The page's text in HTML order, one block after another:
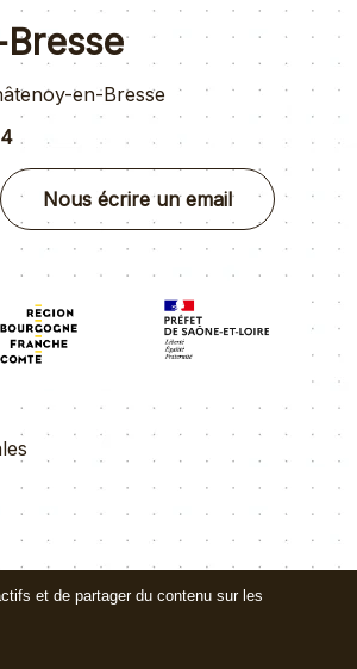
en-Bresse
Nous écrire un email
et de partager du contenu sur les